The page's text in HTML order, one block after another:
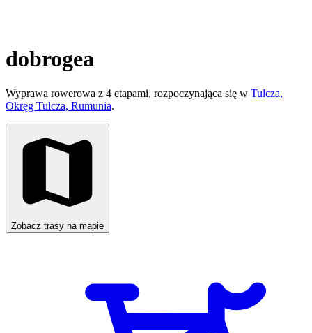
dobrogea
Wyprawa rowerowa z 4 etapami, rozpoczynająca się w Tulcza,
Okręg Tulcza, Rumunia.
Zobacz trasy na mapie